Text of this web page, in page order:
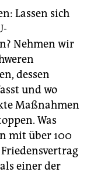
Lassen sich
Nehmen wir
dessen
und wo
Maßnahmen
Was
mit über 100
einer der